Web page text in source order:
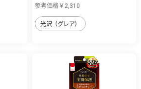
参考価格￥2,310
光沢（グレア）